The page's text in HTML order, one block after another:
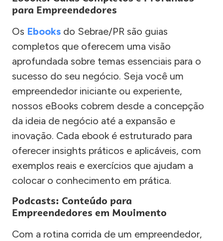
para Empreendedores
Os Ebooks do Sebrae/PR são guias
completos que oferecem uma visão
aprofundada sobre temas essenciais para o
sucesso do seu negócio. Seja você um
empreendedor iniciante ou experiente,
nossos eBooks cobrem desde a concepção
da ideia de negócio até a expansão e
inovação. Cada ebook é estruturado para
oferecer insights práticos e aplicáveis, com
exemplos reais e exercícios que ajudam a
colocar o conhecimento em prática.
Podcasts: Conteúdo para
Empreendedores em Movimento
Com a rotina corrida de um empreendedor,